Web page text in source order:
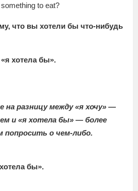
to eat?
что вы хотели бы что-нибудь
«я хотела бы».
разницу между «я хочу» —
и «я хотела бы» — более
попросить о чем-либо.
бы».